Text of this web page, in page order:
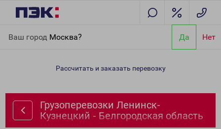
Ваш город Москва? Да Нет
Белгородская область
Рассчитать и заказать перевозку
Грузоперевозки Ленинск-
Кузнецкий - Белгородская область